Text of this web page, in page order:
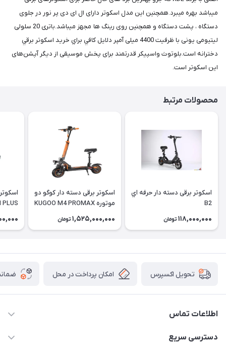
میباشد بهره میبرد.همچنین این مدل اسکوتر دارای ال ای دی پر نور در جلوی
دستگاه ، پشت دستگاه و همچنين روی رینگ ها مجهز میباشد.باتری 20 سلولی
لیتیومی یونی با ظرفیت 4400 میلی آمپر دلايل كافي براي خريد اسكوتر برقي
دخترانه است.بلوتوث واسپیکر قدرتمند برای پخش موسیقی از دیگر آپشن‌های
این اسکوتر است.
محصولات مرتبط
اسکوتر برقی دسته دار حرفه اي
B2
118,000,000 تومان
اسکوتر برقی دسته دار كوگو دو
موتوره KUGOO M4 PROMAX
1,525,000,000 تومان
PLUS
تحویل اکسپرس امکان پرداخت در محل
اطلاعات تماس
۰۹۳۵۶۰۴۰۳۶۵
دسترسی سریع